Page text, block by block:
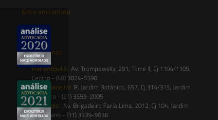
Entre em contato
contato@saesadvogados.com.br
Onde estamos
Florianópolis: Av. Trompowsky, 291, Torre II, Cj 1104/1105,
Centro - (48) 3024-5590
Rio de Janeiro: R. Jardim Botânico, 657, Cj 314/315, Jardim
Botânico - (21) 3559-2005
São Paulo: Av. Brigadeiro Faria Lima, 2012, Cj 104, Jardim
Paulistano - (11) 3539-9036